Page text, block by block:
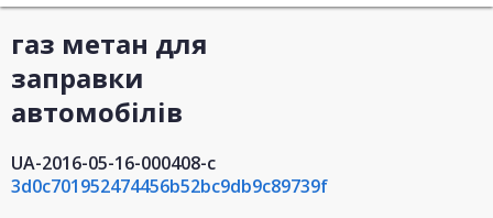
газ метан для
заправки
автомобілів
UA-2016-05-16-000408-c
3d0c701952474456b52bc9db9c89739f